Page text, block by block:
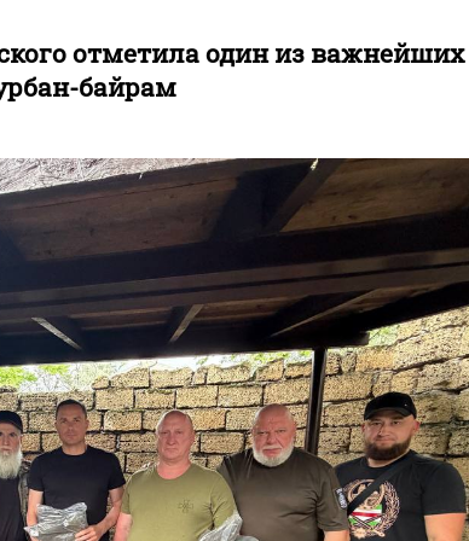
отметила один из важнейших
байрам